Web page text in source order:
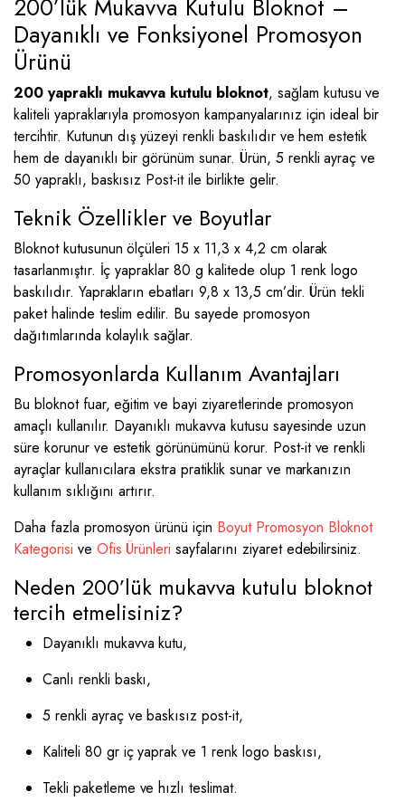
200’lük Mukavva Kutulu Bloknot –
Dayanıklı ve Fonksiyonel Promosyon
Ürünü
200 yapraklı mukavva kutulu bloknot, sağlam kutusu ve
kaliteli yapraklarıyla promosyon kampanyalarınız için ideal bir
tercihtir. Kutunun dış yüzeyi renkli baskılıdır ve hem estetik
hem de dayanıklı bir görünüm sunar. Ürün, 5 renkli ayraç ve
50 yapraklı, baskısız Post-it ile birlikte gelir.
Teknik Özellikler ve Boyutlar
Bloknot kutusunun ölçüleri 15 x 11,3 x 4,2 cm olarak
tasarlanmıştır. İç yapraklar 80 g kalitede olup 1 renk logo
baskılıdır. Yaprakların ebatları 9,8 x 13,5 cm’dir. Ürün tekli
paket halinde teslim edilir. Bu sayede promosyon
dağıtımlarında kolaylık sağlar.
Promosyonlarda Kullanım Avantajları
Bu bloknot fuar, eğitim ve bayi ziyaretlerinde promosyon
amaçlı kullanılır. Dayanıklı mukavva kutusu sayesinde uzun
süre korunur ve estetik görünümünü korur. Post-it ve renkli
ayraçlar kullanıcılara ekstra pratiklik sunar ve markanızın
kullanım sıklığını artırır.
Daha fazla promosyon ürünü için Boyut Promosyon Bloknot
Kategorisi ve Ofis Ürünleri sayfalarını ziyaret edebilirsiniz.
Neden 200’lük mukavva kutulu bloknot
tercih etmelisiniz?
Dayanıklı mukavva kutu,
Canlı renkli baskı,
5 renkli ayraç ve baskısız post-it,
Kaliteli 80 gr iç yaprak ve 1 renk logo baskısı,
Tekli paketleme ve hızlı teslimat.